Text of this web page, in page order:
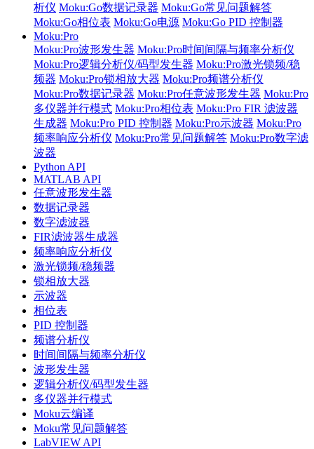
析仪 Moku:Go数据记录器 Moku:Go常见问题解答
Moku:Go相位表 Moku:Go电源 Moku:Go PID 控制器
Moku:Pro
Moku:Pro波形发生器 Moku:Pro时间间隔与频率分析仪
Moku:Pro逻辑分析仪/码型发生器 Moku:Pro激光锁频/稳
频器 Moku:Pro锁相放大器 Moku:Pro频谱分析仪
Moku:Pro数据记录器 Moku:Pro任意波形发生器 Moku:Pro
多仪器并行模式 Moku:Pro相位表 Moku:Pro FIR 滤波器
生成器 Moku:Pro PID 控制器 Moku:Pro示波器 Moku:Pro
频率响应分析仪 Moku:Pro常见问题解答 Moku:Pro数字滤
波器
Python API
MATLAB API
任意波形发生器
数据记录器
数字滤波器
FIR滤波器生成器
频率响应分析仪
激光锁频/稳频器
锁相放大器
示波器
相位表
PID 控制器
频谱分析仪
时间间隔与频率分析仪
波形发生器
逻辑分析仪/码型发生器
多仪器并行模式
Moku云编译
Moku常见问题解答
LabVIEW API